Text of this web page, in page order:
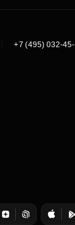
+7 (495) 032-